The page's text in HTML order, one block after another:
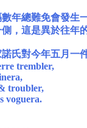
年總難免會發生
，這是異於往年
氏對今年五月一
terre trembler,
& troubler,
voguera.